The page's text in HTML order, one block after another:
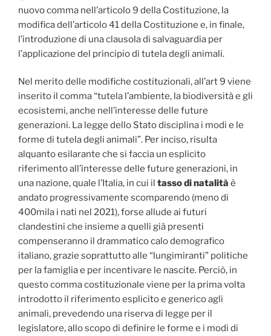
nuovo comma nell’articolo 9 della Costituzione, la
modifica dell’articolo 41 della Costituzione e, in finale,
l’introduzione di una clausola di salvaguardia per
l’applicazione del principio di tutela degli animali.
Nel merito delle modifiche costituzionali, all’art 9 viene
inserito il comma “tutela l’ambiente, la biodiversità e gli
ecosistemi, anche nell’interesse delle future
generazioni. La legge dello Stato disciplina i modi e le
forme di tutela degli animali”. Per inciso, risulta
alquanto esilarante che si faccia un esplicito
riferimento all’interesse delle future generazioni, in
una nazione, quale l’Italia, in cui il tasso di natalità è
andato progressivamente scomparendo (meno di
400mila i nati nel 2021), forse allude ai futuri
clandestini che insieme a quelli già presenti
compenseranno il drammatico calo demografico
italiano, grazie soprattutto alle “lungimiranti” politiche
per la famiglia e per incentivare le nascite. Perciò, in
questo comma costituzionale viene per la prima volta
introdotto il riferimento esplicito e generico agli
animali, prevedendo una riserva di legge per il
legislatore, allo scopo di definire le forme e i modi di